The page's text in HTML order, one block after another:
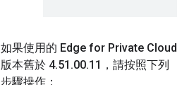
如果使用的 Edge for Private Cloud
版本舊於 4.51 .00.11，請按照下列
步驟操作：